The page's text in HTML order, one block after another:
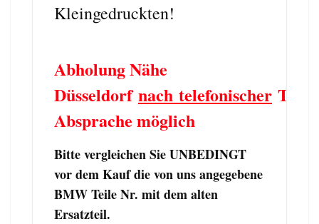
Kleingedruckten!
Abholung Nähe
Düsseldorfnach telefonischer
Absprache möglich
Bitte vergleichen Sie UNBEDINGT
vor dem Kauf die von uns angegebene
BMW Teile Nr. mit dem alten
Ersatzteil.